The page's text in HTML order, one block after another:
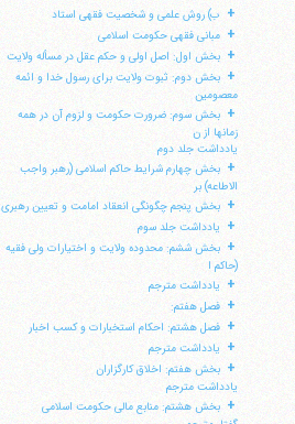
+ ب) روش علمی و شخصیت فقهی استاد
+ مبانی فقهی حکومت اسلامی
+ بخش اول: اصل اولی و حکم عقل در مسأله ولایت
+ بخش دوم: ثبوت ولایت برای رسول خدا و ائمه
معصومین
+ بخش سوم: ضرورت حکومت و لزوم آن در همه
زمانها از ن
یادداشت جلد دوم
+ بخش چهارم شرایط حاکم اسلامی (رهبر واجب
الاطاعه) بر
+ بخش پنجم چگونگی انعقاد امامت و تعیین رهبری
+ یادداشت جلد سوم
+ بخش ششم: محدوده ولایت و اختیارات ولی فقیه
(حاکم ا
+ یادداشت مترجم
+ فصل هفتم:
+ فصل هشتم: احکام استخبارات و کسب اخبار
+ یادداشت مترجم
+ بخش هفتم: اخلاق کارگزاران
یادداشت مترجم
+ بخش هشتم: منابع مالی حکومت اسلامی